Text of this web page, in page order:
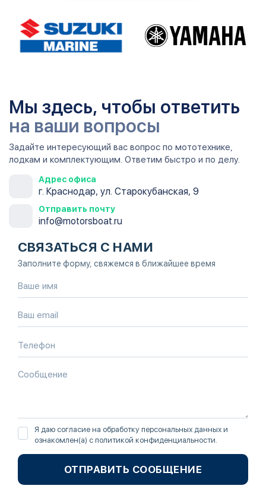
Мы здесь, чтобы ответить
на ваши вопросы
Задайте интересующий вас вопрос по мототехнике,
лодкам и комплектующим. Ответим быстро и по делу.
Адрес офиса
г. Краснодар, ул. Старокубанская, 9
Отправить почту
info@motorsboat.ru
СВЯЗАТЬСЯ С НАМИ
Заполните форму, свяжемся в ближайшее время
Я даю согласие на обработку персональных данных и
ознакомлен(а) с политикой конфиденциальности
ОТПРАВИТЬ СООБЩЕНИЕ